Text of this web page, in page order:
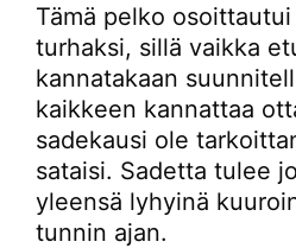
Tämä pelko
turhaksi, sillä vaikka
kannatakaan
kaikkeen kannattaa
sadekausi ole
sataisi. Sadetta tulee
yleensä lyhyinä
tunnin ajan.